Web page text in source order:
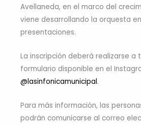
Avellaneda, en el marco del
viene desarrollando la orquesta
presentaciones.
La inscripción deberá realizarse a
formulario disponible en el
@lasinfonicamunicipal.
Para más información, las
podrán comunicarse al correo